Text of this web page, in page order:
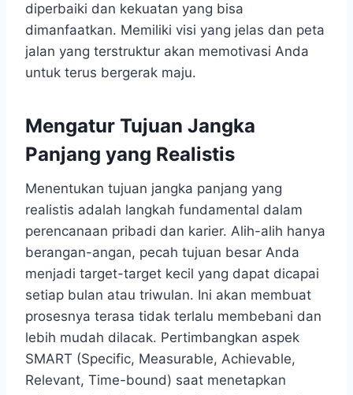
diperbaiki dan kekuatan yang bisa
dimanfaatkan. Memiliki visi yang jelas dan peta
jalan yang terstruktur akan memotivasi Anda
untuk terus bergerak maju.
Mengatur Tujuan Jangka
Panjang yang Realistis
Menentukan tujuan jangka panjang yang
realistis adalah langkah fundamental dalam
perencanaan pribadi dan karier. Alih-alih hanya
berangan-angan, pecah tujuan besar Anda
menjadi target-target kecil yang dapat dicapai
setiap bulan atau triwulan. Ini akan membuat
prosesnya terasa tidak terlalu membebani dan
lebih mudah dilacak. Pertimbangkan aspek
SMART (Specific, Measurable, Achievable,
Relevant, Time-bound) saat menetapkan